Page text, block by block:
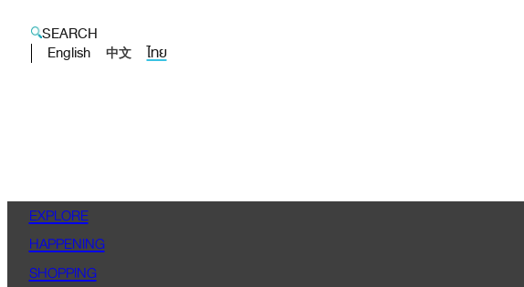
SEARCH
English
中文 ไทย
EXPLORE
HAPPENING
SHOPPING